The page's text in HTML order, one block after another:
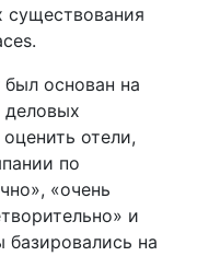
основан на
деловых
отели,
по
«очень
и
базировались на